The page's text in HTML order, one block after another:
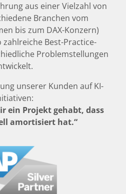
aus einer Vielzahl von
Branchen vom
bis zum DAX-Konzern)
Best-Practice-
Problemstellungen
unserer Kunden auf KI-
ein Projekt gehabt, dass
amortisiert hat.“